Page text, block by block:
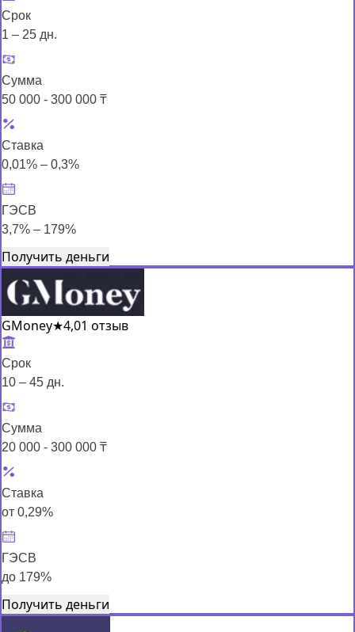
Срок
1 – 25 дн.
Сумма
50 000 - 300 000 ₸
Ставка
0,01% – 0,3%
ГЭСВ
3,7% – 179%
Получить деньги
GMoney★4,01 отзыв
Срок
10 – 45 дн.
Сумма
20 000 - 300 000 ₸
Ставка
от 0,29%
ГЭСВ
до 179%
Получить деньги